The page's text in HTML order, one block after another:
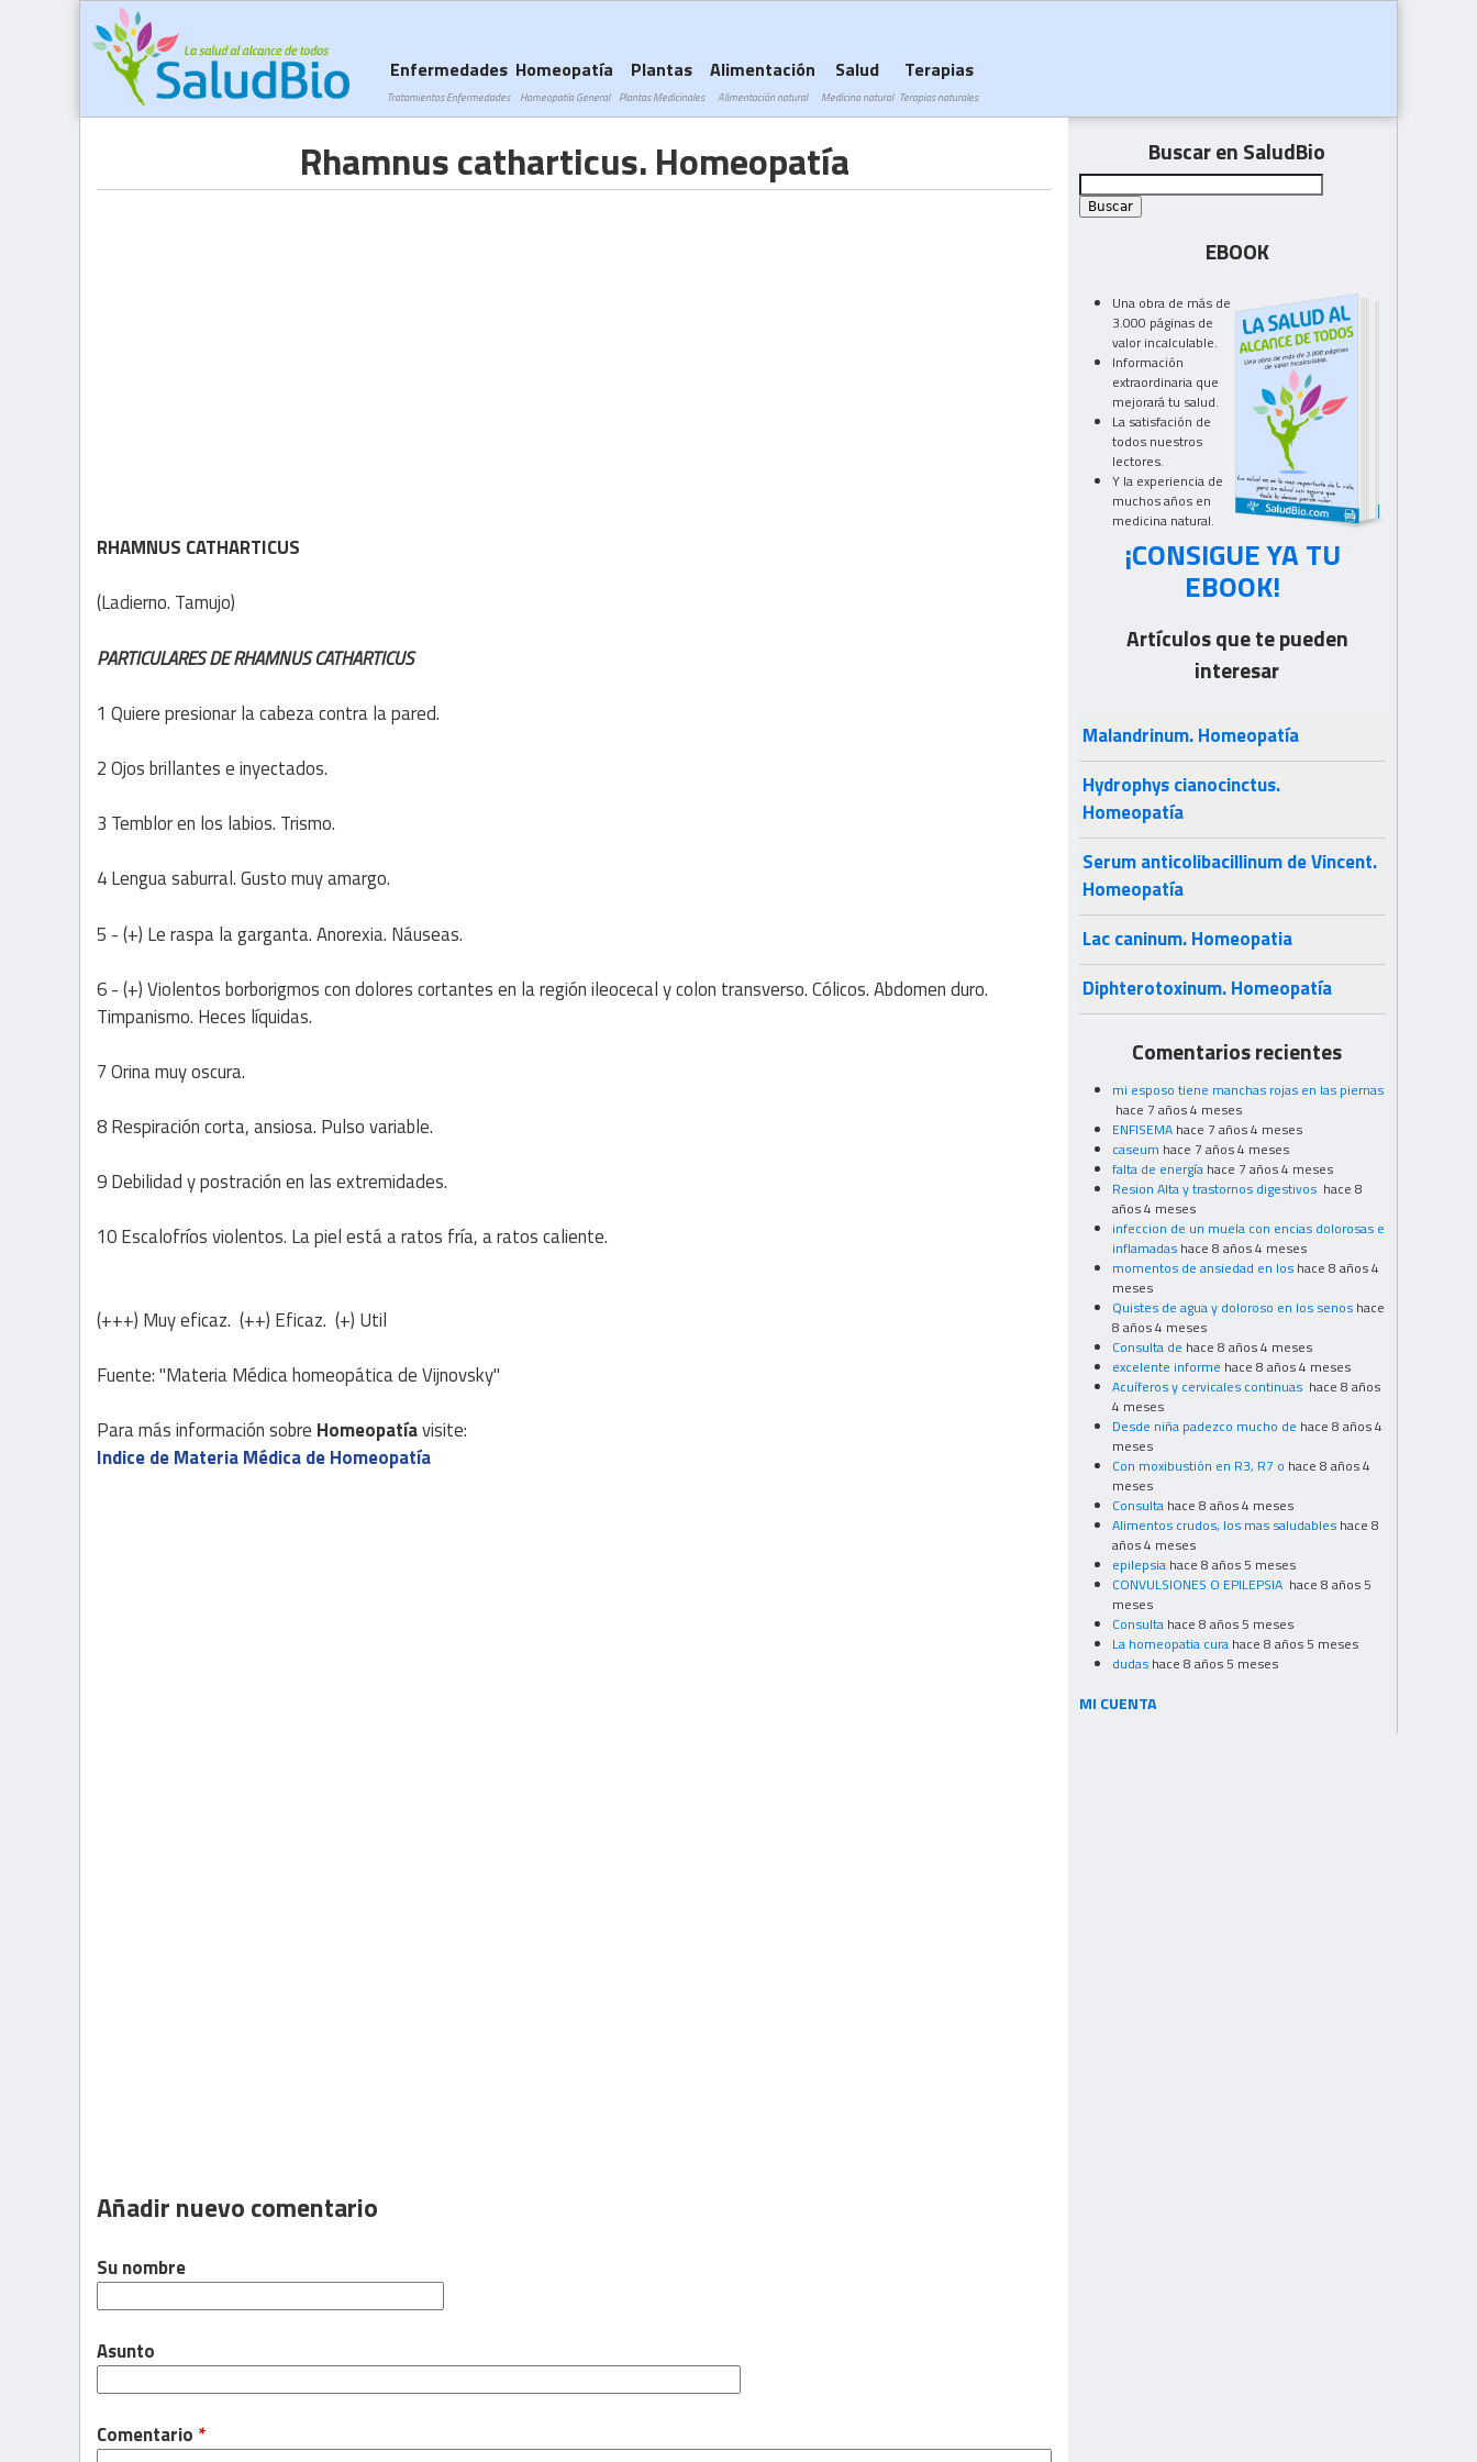
Rhamnus catharticus. Homeopatía
RHAMNUS CATHARTICUS
(Ladierno. Tamujo)
PARTICULARES DE RHAMNUS CATHARTICUS
1 Quiere presionar la cabeza contra la pared.
2 Ojos brillantes e inyectados.
3 Temblor en los labios. Trismo.
4 Lengua saburral. Gusto muy amargo.
5 - (+) Le raspa la garganta. Anorexia. Náuseas.
6 - (+) Violentos borborigmos con dolores cortantes en la región ileocecal y colon transverso. Cólicos. Abdomen duro.
Timpanismo. Heces líquidas.
7 Orina muy oscura.
8 Respiración corta, ansiosa. Pulso variable.
9 Debilidad y postración en las extremidades.
10 Escalofríos violentos. La piel está a ratos fría, a ratos caliente.
(+++) Muy eficaz. (++) Eficaz. (+) Util
Fuente: "Materia Médica homeopática de Vijnovsky"
Para más información sobre Homeopatíavisite:
Indice de Materia Médica de Homeopatía
Añadir nuevo comentario
Su nombre
Asunto
Comentario *
Enfermedades
Tratamientos Enfermedades
Homeopatía
Homeopatía General
Plantas
Plantas Medicinales
Alimentación
Alimentación natural
Salud
Medicina natural
Terapias
Terapias naturales
Buscar en SaludBio
EBOOK
Una obra de más de
3.000 páginas de
valor incalculable.
Información
extraordinaria que
mejorará tu salud.
La satisfación de
todos nuestros
lectores.
Y la experiencia de
muchos años en
medicina natural.
¡CONSIGUE YA TU
EBOOK!
Artículos que te pueden
interesar
Malandrinum. Homeopatía
Hydrophys cianocinctus.
Homeopatía
Serum anticolibacillinum de Vincent.
Homeopatía
Lac caninum. Homeopatia
Diphterotoxinum. Homeopatía
Comentarios recientes
mi esposo tiene manchas rojas en las piernas
hace 7 años 4 meses
ENFISEMA hace 7 años 4 meses
caseum hace 7 años 4 meses
falta de energía hace 7 años 4 meses
Resion Alta y trastornos digestivos hace 8
años 4 meses
infeccion de un muela con encias dolorosas e
inflamadas hace 8 años 4 meses
momentos de ansiedad en los hace 8 años 4
meses
Quistes de agua y doloroso en los senos hace
8 años 4 meses
Consulta de hace 8 años 4 meses
excelente informe hace 8 años 4 meses
Acuíferos y cervicales continuas hace 8 años
4 meses
Desde niña padezco mucho de hace 8 años 4
meses
Con moxibustión en R3, R7 o hace 8 años 4
meses
Consulta hace 8 años 4 meses
Alimentos crudos, los mas saludables hace 8
años 4 meses
epilepsia hace 8 años 5 meses
CONVULSIONES O EPILEPSIA hace 8 años 5
meses
Consulta hace 8 años 5 meses
La homeopatia cura hace 8 años 5 meses
dudas hace 8 años 5 meses
MI CUENTA